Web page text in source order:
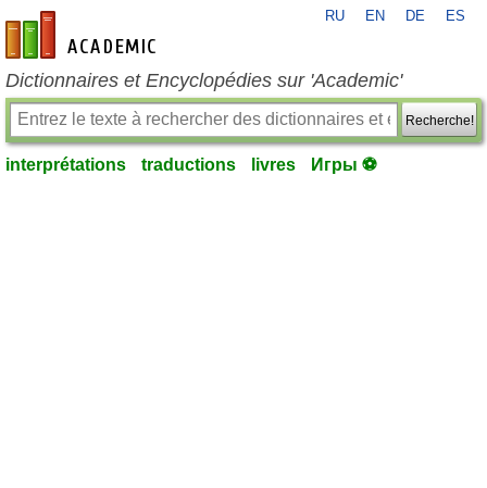
fr-academic.com
RU EN DE ES
Dictionnaires et Encyclopédies sur 'Academic'
Recherche!
interprétations traductions livres Игры ⚽